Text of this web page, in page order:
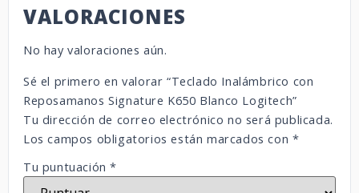
VALORACIONES
No hay valoraciones aún.
Sé el primero en valorar “Teclado Inalámbrico con
Reposamanos Signature K650 Blanco Logitech”
Tu dirección de correo electrónico no será publicada.
Los campos obligatorios están marcados con *
Tu puntuación*